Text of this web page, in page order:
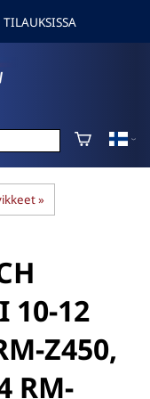
‪»
10-12
Z450,
RM-